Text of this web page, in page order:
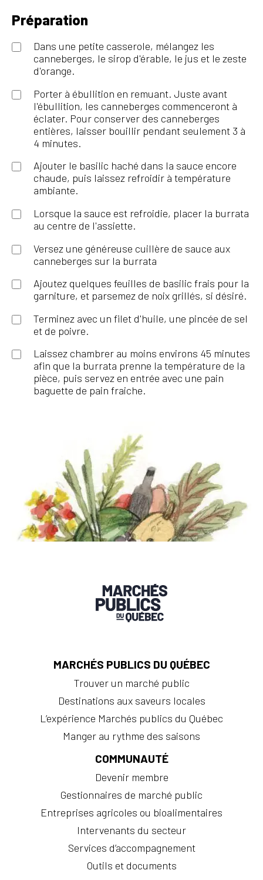
Préparation
Dans une petite casserole, mélangez les
canneberges, le sirop d'érable, le jus et le zeste
d'orange.
Porter à ébullition en remuant. Juste avant
l'ébullition, les canneberges commenceront à
éclater. Pour conserver des canneberges
entières, laisser bouillir pendant seulement 3 à
4 minutes.
Ajouter le basilic haché dans la sauce encore
chaude, puis laissez refroidir à température
ambiante.
Lorsque la sauce est refroidie, placer la burrata
au centre de l'assiette.
Versez une généreuse cuillère de sauce aux
canneberges sur la burrata
Ajoutez quelques feuilles de basilic frais pour la
garniture, et parsemez de noix grillés, si désiré.
Terminez avec un filet d'huile, une pincée de sel
et de poivre.
Laissez chambrer au moins environs 45 minutes
afin que la burrata prenne la température de la
pièce, puis servez en entrée avec une pain
baguette de pain fraiche.
MARCHÉS PUBLICS DU QUÉBEC
Trouver un marché public
Destinations aux saveurs locales
L’expérience Marchés publics du Québec
Manger au rythme des saisons
COMMUNAUTÉ
Devenir membre
Gestionnaires de marché public
Entreprises agricoles ou bioalimentaires
Intervenants du secteur
Services d’accompagnement
Outils et documents